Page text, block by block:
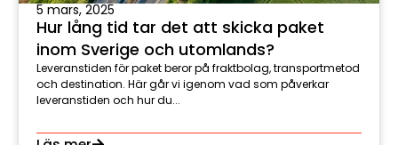
5 mars, 2025
Hur lång tid tar det att skicka paket
inom Sverige och utomlands?
Leveranstiden för paket beror på fraktbolag, transportmetod
och destination. Här går vi igenom vad som påverkar
leveranstiden och hur du...